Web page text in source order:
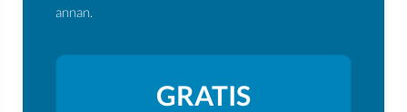
annan.
GRATIS